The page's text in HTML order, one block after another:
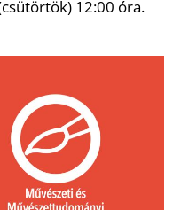
12:00 óra.